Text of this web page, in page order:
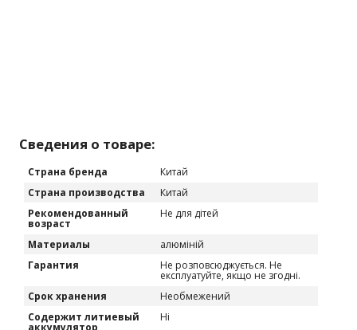
Сведения о товаре:
Страна бренда
Китай
Страна производства
Китай
Рекомендованный
возраст
Не для дітей
Материалы
алюміній
Гарантия
Не розповсюджується. Не
експлуатуйте, якщо не згодні.
Срок хранения
Необмежений
Содержит литиевый
аккумулятор
Ні